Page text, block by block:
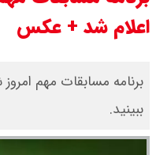
اعلام شد + عکس
ببینید.